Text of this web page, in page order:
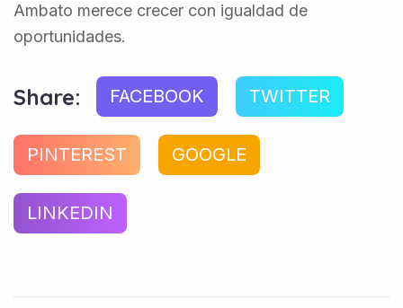
Ambato merece crecer con igualdad de
oportunidades.
Share: FACEBOOK TWITTER
PINTEREST GOOGLE
LINKEDIN